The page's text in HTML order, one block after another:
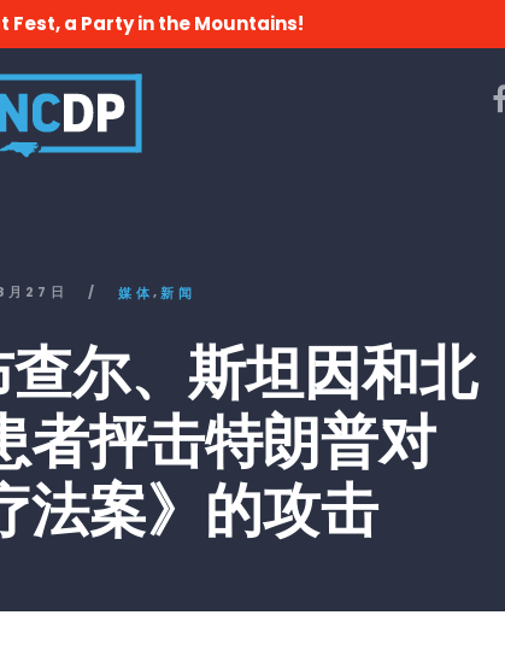
Fest, a Party in the Mountains!
27日 / 媒体,新闻
尔、斯坦因和北
者抨击特朗普对
法案》的攻击